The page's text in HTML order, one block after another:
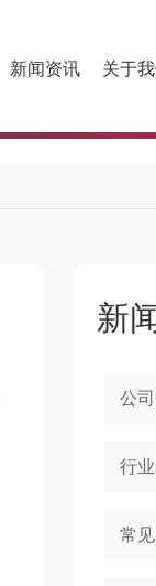
新闻资讯 关于
新
公
行
常